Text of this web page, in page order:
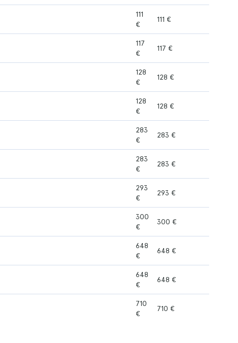
111
€
111 €
117
€
117 €
128
€
128 €
128
€
128 €
283
€
283 €
283
€
283 €
293
€
293 €
300
€
300 €
648
€
648 €
648
€
648 €
710
€
710 €